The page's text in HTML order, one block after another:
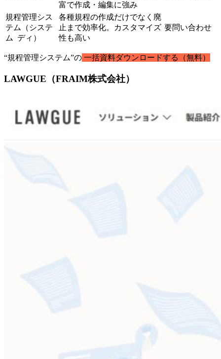
富で作成・編集に強み
規程管理シス
テム（システ
ム ディ）
各種規程の作成だけでなく廃
止まで効率化。カスタマイズ
性も高い
要問い合わせ
“規程管理システム”の 一括資料ダウンロードする（無料）
LAWGUE（FRAIM株式会社）